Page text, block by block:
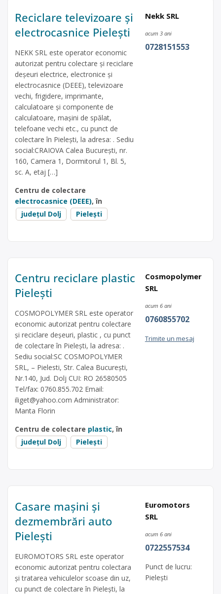
Reciclare televizoare și
electrocasnice Pielești
NEKK SRL este operator economic
autorizat pentru colectare și reciclare
deșeuri electrice, electronice și
electrocasnice (DEEE), televizoare
vechi, frigidere, imprimante,
calculatoare și componente de
calculatoare, mașini de spălat,
telefoane vechi etc., cu punct de
colectare în Pielești, la adresa: . Sediu
social:CRAIOVA Calea București, nr.
160, Camera 1, Dormitorul 1, Bl. 5,
sc. A, etaj […]
Centru de colectare
electrocasnice (DEEE), în
județul Dolj
Pielești
Nekk SRL
acum 3 ani
0728151553
Centru reciclare plastic
Pielești
COSMOPOLYMER SRL este operator
economic autorizat pentru colectare
și reciclare deșeuri, plastic , cu punct
de colectare în Pielești, la adresa: .
Sediu social:SC COSMOPOLYMER
SRL, – Pielesti, Str. Calea București,
Nr.140, Jud. Dolj CUI: RO 26580505
Tel/fax: 0760.855.702 Email:
iliget@yahoo.com Administrator:
Manta Florin
Centru de colectare plastic, în
județul Dolj
Pielești
Cosmopolymer
SRL
acum 6 ani
0760855702
Trimite un mesaj
Casare mașini și
dezmembrări auto
Pielești
EUROMOTORS SRL este operator
economic autorizat pentru colectara
și tratarea vehiculelor scoase din uz,
cu punct de colectare în Pielești, la
Euromotors
SRL
acum 6 ani
0722557534
Punct de lucru:
Pielești